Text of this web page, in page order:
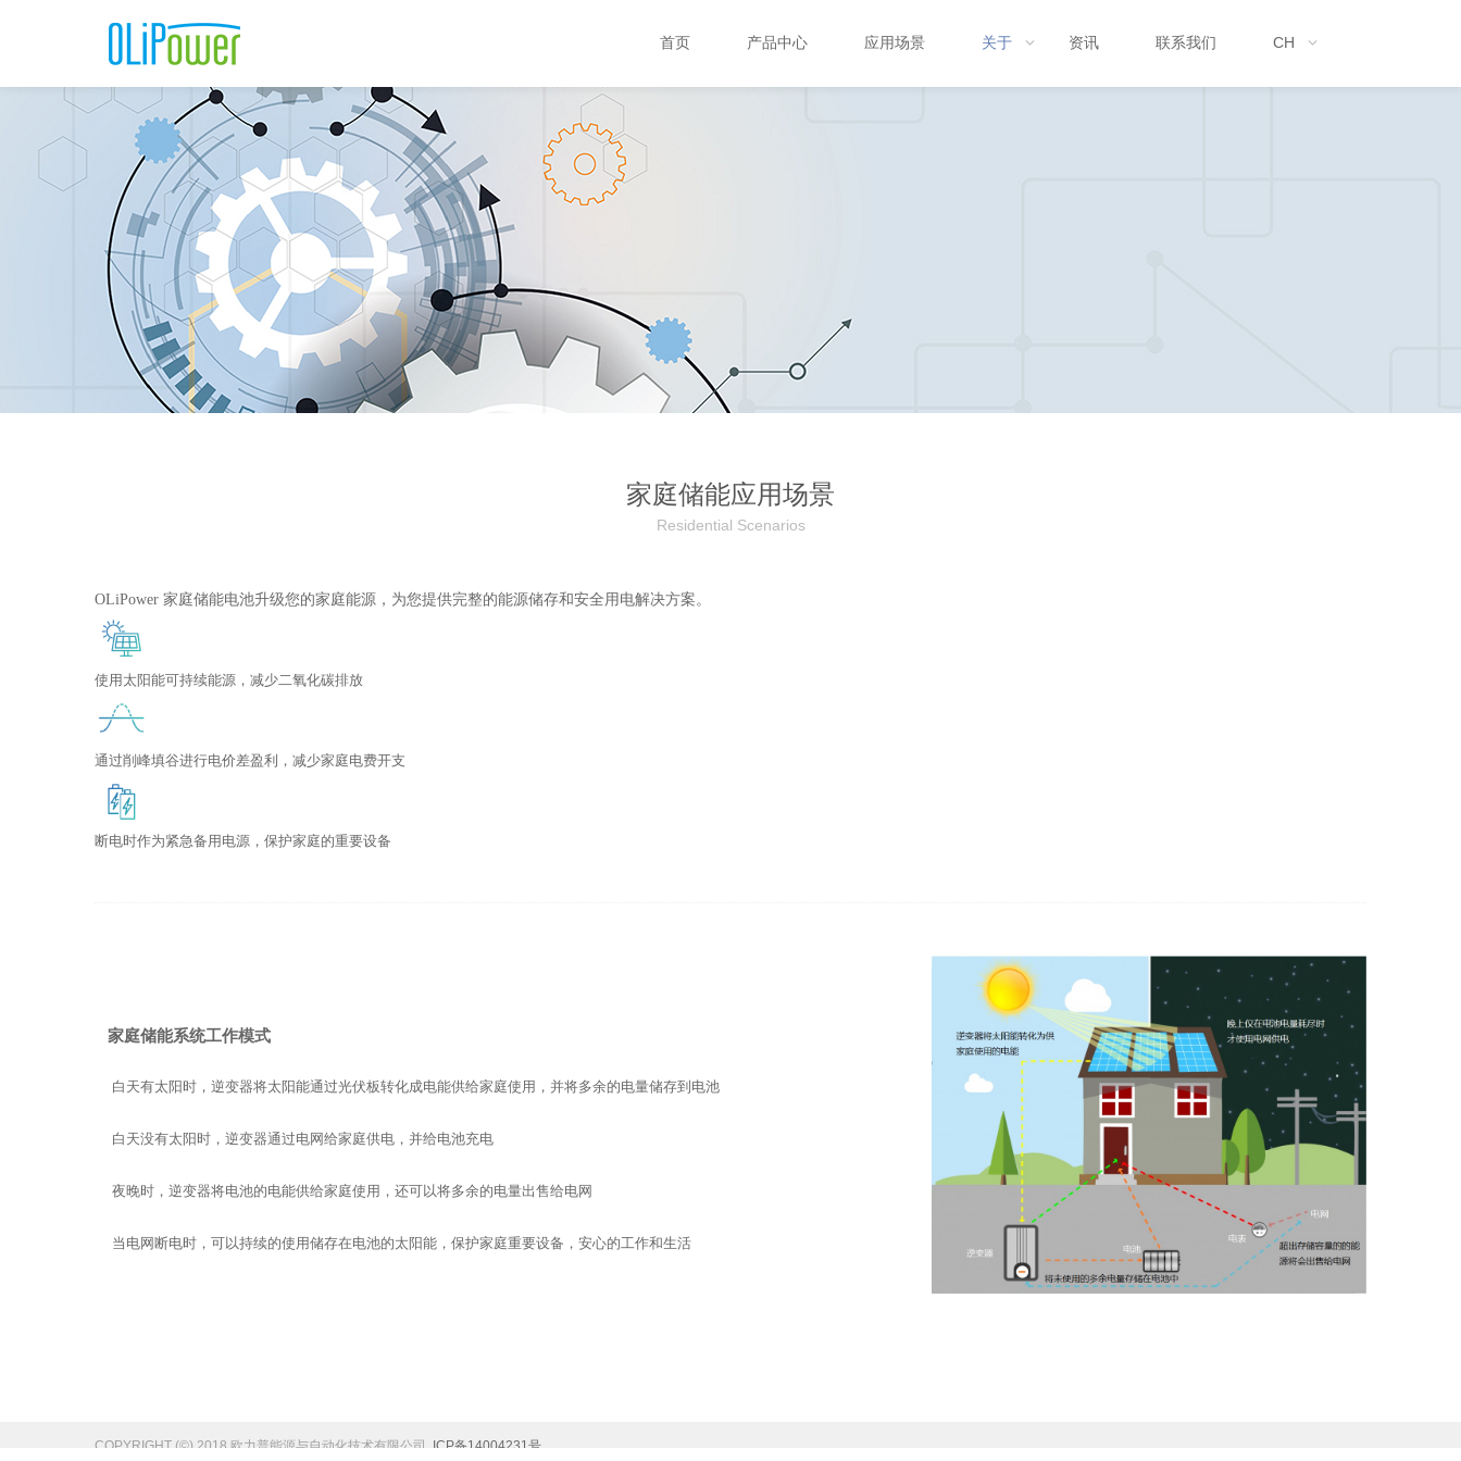
首页 产品中心 应用场景 关于 资讯 联系我们 CH
家庭储能应用场景
Residential Scenarios
OLiPower 家庭储能电池升级您的家庭能源，为您提供完整的能源储存和安全用电解决方案。
使用太阳能可持续能源，减少二氧化碳排放
通过削峰填谷进行电价差盈利，减少家庭电费开支
断电时作为紧急备用电源，保护家庭的重要设备
家庭储能系统工作模式
白天有太阳时，逆变器将太阳能通过光伏板转化成电能供给家庭使用，并将多余的电量储存到电池
白天没有太阳时，逆变器通过电网给家庭供电，并给电池充电
夜晚时，逆变器将电池的电能供给家庭使用，还可以将多余的电量出售给电网
当电网断电时，可以持续的使用储存在电池的太阳能，保护家庭重要设备，安心的工作和生活
COPYRIGHT (©) 2018 欧力普能源与自动化技术有限公司. ICP备14004231号